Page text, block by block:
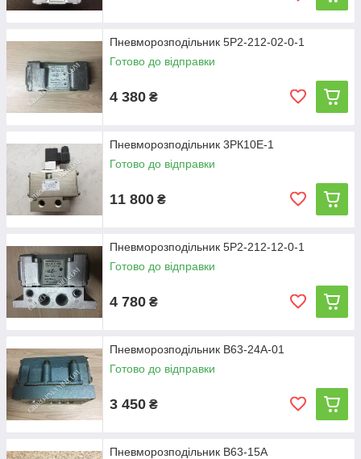
Пневморозподільник 5Р2-212-02-0-1
Готово до відправки
4 380 ₴
Пневморозподільник 3РК10Е-1
Готово до відправки
11 800 ₴
Пневморозподільник 5Р2-212-12-0-1
Готово до відправки
4 780 ₴
Пневморозподільник В63-24А-01
Готово до відправки
3 450 ₴
Пневморозподільник В63-15А